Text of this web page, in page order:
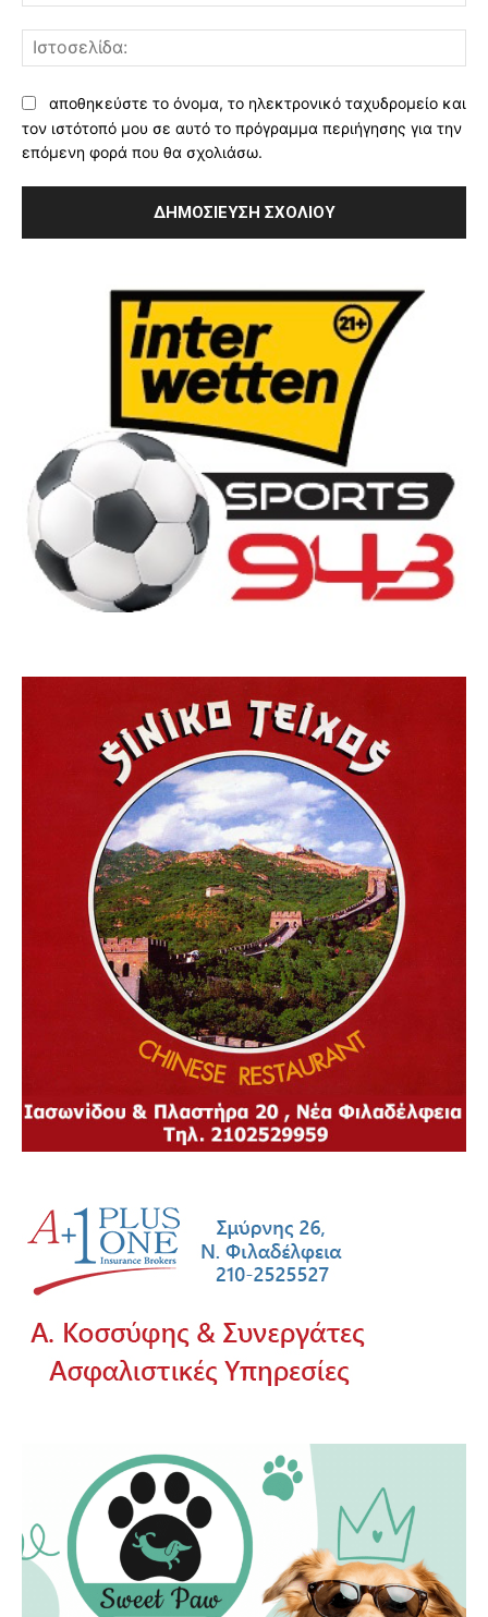
αποθηκεύστε το όνομα, το ηλεκτρονικό ταχυδρομείο και
τον ιστότοπό μου σε αυτό το πρόγραμμα περιήγησης για την
επόμενη φορά που θα σχολιάσω.